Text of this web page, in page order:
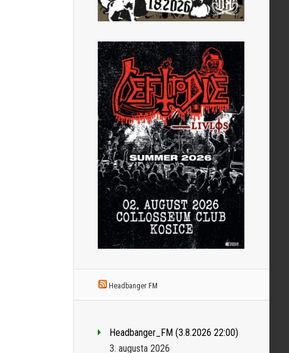
Headbanger FM
Headbanger_FM (3.8.2026 22:00)
3. augusta 2026